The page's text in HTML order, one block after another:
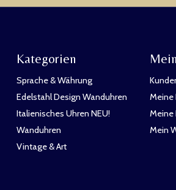
Kategorien
Sprache & Währung
Edelstahl Design Wanduhren
Italienisches Uhren NEU!
Wanduhren
Vintage & Art
Meine
Meine
Mein